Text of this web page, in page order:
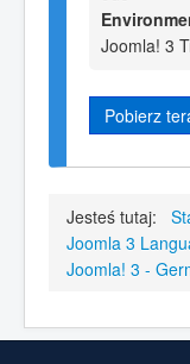
Joomla! 3
Pobierz
Jesteś tutaj:
Joomla 3
Joomla! 3 -